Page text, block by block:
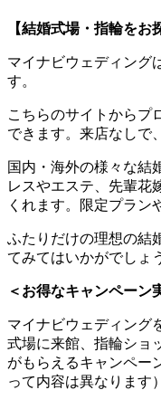
【結婚式場・指輪をお
マイナビウェディング
す。
こちらのサイトからプ
できます。来店なしで
国内・海外の様々な結
レスやエステ、先輩花
くれます。限定プラン
ふたりだけの理想の結
てみてはいかがでしょ
＜お得なキャンペーン
マイナビウェディング
式場に来館、指輪ショ
がもらえるキャンペー
って内容は異なります